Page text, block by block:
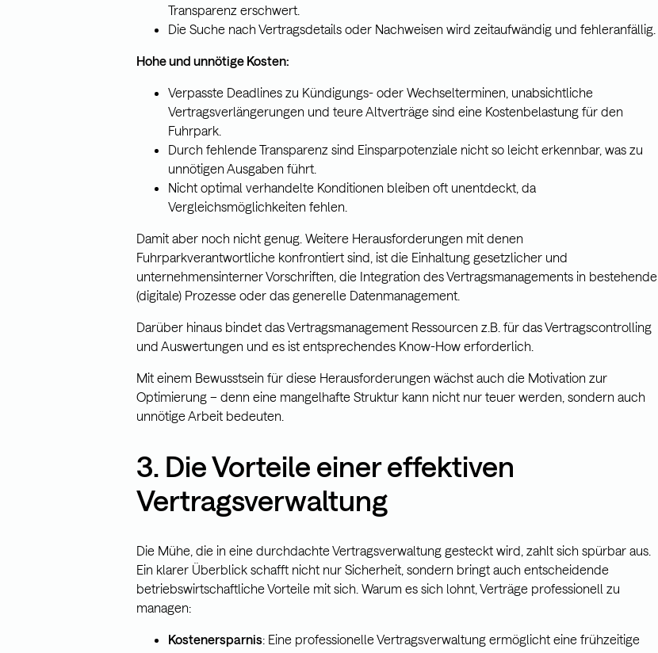
Transparenz erschwert.
Die Suche nach Vertragsdetails oder Nachweisen wird zeitaufwändig und fehleranfällig.
Hohe und unnötige Kosten:
Verpasste Deadlines zu Kündigungs- oder Wechselterminen, unabsichtliche
Vertragsverlängerungen und teure Altverträge sind eine Kostenbelastung für den
Fuhrpark.
Durch fehlende Transparenz sind Einsparpotenziale nicht so leicht erkennbar, was zu
unnötigen Ausgaben führt.
Nicht optimal verhandelte Konditionen bleiben oft unentdeckt, da
Vergleichsmöglichkeiten fehlen.
Damit aber noch nicht genug. Weitere Herausforderungen mit denen
Fuhrparkverantwortliche konfrontiert sind, ist die Einhaltung gesetzlicher und
unternehmensinterner Vorschriften, die Integration des Vertragsmanagements in bestehende
(digitale) Prozesse oder das generelle Datenmanagement.
Darüber hinaus bindet das Vertragsmanagement Ressourcen z.B. für das Vertragscontrolling
und Auswertungen und es ist entsprechendes Know-How erforderlich.
Mit einem Bewusstsein für diese Herausforderungen wächst auch die Motivation zur
Optimierung – denn eine mangelhafte Struktur kann nicht nur teuer werden, sondern auch
unnötige Arbeit bedeuten.
3. Die Vorteile einer effektiven
Vertragsverwaltung
Die Mühe, die in eine durchdachte Vertragsverwaltung gesteckt wird, zahlt sich spürbar aus.
Ein klarer Überblick schafft nicht nur Sicherheit, sondern bringt auch entscheidende
betriebswirtschaftliche Vorteile mit sich. Warum es sich lohnt, Verträge professionell zu
managen:
Kostenersparnis: Eine professionelle Vertragsverwaltung ermöglicht eine frühzeitige